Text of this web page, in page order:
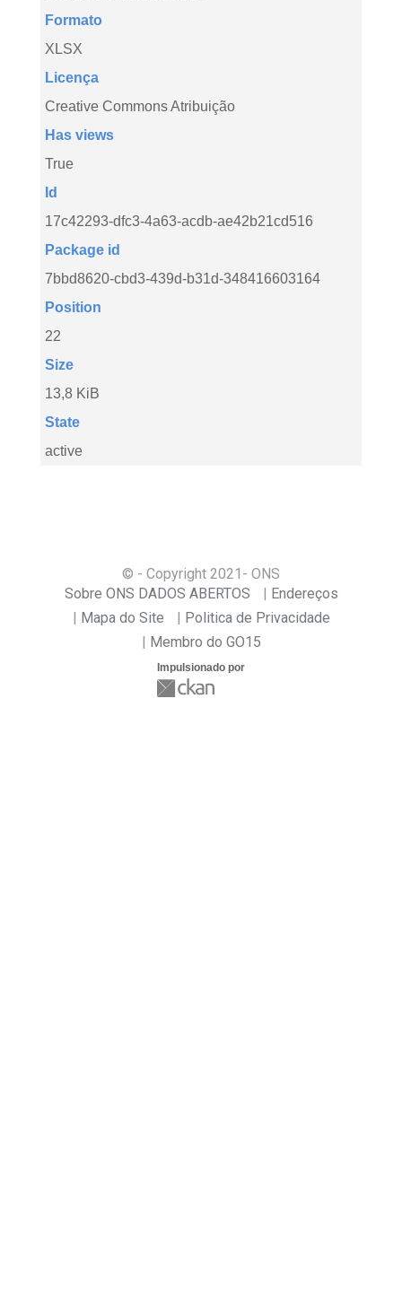
Formato
XLSX
Licença
Creative Commons Atribuição
Has views
True
Id
17c42293-dfc3-4a63-acdb-ae42b21cd516
Package id
7bbd8620-cbd3-439d-b31d-348416603164
Position
22
Size
13,8 KiB
State
active
© - Copyright 2021 - ONS
Sobre ONS DADOS ABERTOS
Endereços
Mapa do Site
Politica de Privacidade
Membro do GO15
Impulsionado por